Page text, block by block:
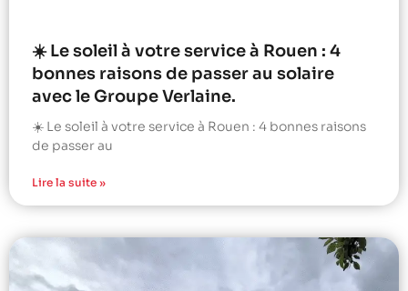
☀️ Le soleil à votre service à Rouen : 4
bonnes raisons de passer au solaire
avec le Groupe Verlaine.
☀️ Le soleil à votre service à Rouen : 4 bonnes raisons
de passer au
Lire la suite »